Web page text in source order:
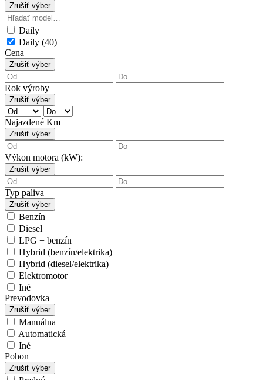
Zrušiť výber
Daily
Daily (40)
Cena
Zrušiť výber
Rok výroby
Zrušiť výber
Najazdené Km
Zrušiť výber
Výkon motora (kW):
Zrušiť výber
Typ paliva
Zrušiť výber
Benzín
Diesel
LPG + benzín
Hybrid (benzín/elektrika)
Hybrid (diesel/elektrika)
Elektromotor
Iné
Prevodovka
Zrušiť výber
Manuálna
Automatická
Iné
Pohon
Zrušiť výber